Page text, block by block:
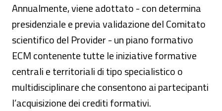
Annualmente, viene adottato - con determina
presidenziale e previa validazione del Comitato
scientifico del Provider - un piano formativo
ECM contenente tutte le iniziative formative
centrali e territoriali di tipo specialistico o
multidisciplinare che consentono ai partecipanti
l’acquisizione dei crediti formativi.